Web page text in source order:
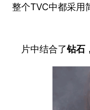
整个TVC中都采用
片中结合了钻石